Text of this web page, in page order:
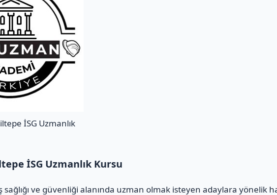
İSG Uzmanlık
İSG Uzmanlık Kursu
sağlığı ve güvenliği alanında uzman olmak isteyen adaylara yönelik